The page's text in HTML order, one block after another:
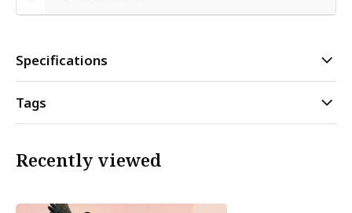
Specifications
Tags
Recently viewed